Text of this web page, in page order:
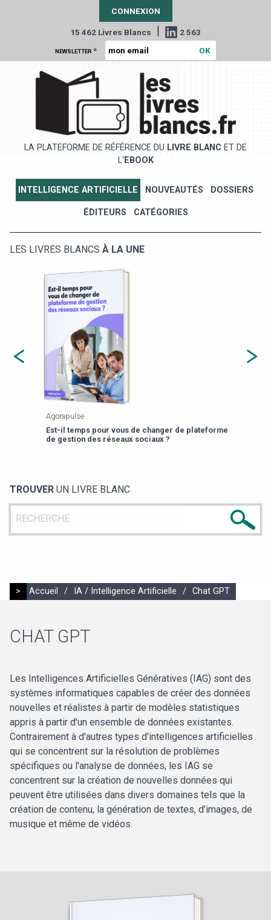
CONNEXION
15 462 Livres Blancs | 2 563
NEWSLETTER *
LA PLATEFORME DE RÉFÉRENCE DU LIVRE BLANC ET DE
L' EBOOK
INTELLIGENCE ARTIFICIELLE NOUVEAUTÉS DOSSIERS
ÉDITEURS CATÉGORIES
LES LIVRES BLANCS À LA UNE
Agorapulse
Est-il temps pour vous de changer de plateforme
de gestion des réseaux sociaux ?
TROUVER UN LIVRE BLANC
> Accueil / IA / Intelligence Artificielle / Chat GPT
CHAT GPT
Les Intelligences Artificielles Génératives (IAG) sont des
systèmes informatiques capables de créer des données
nouvelles et réalistes à partir de modèles statistiques
appris à partir d'un ensemble de données existantes.
Contrairement à d'autres types d'intelligences artificielles
qui se concentrent sur la résolution de problèmes
spécifiques ou l'analyse de données, les IAG se
concentrent sur la création de nouvelles données qui
peuvent être utilisées dans divers domaines tels que la
création de contenu, la génération de textes, d'images, de
musique et même de vidéos.